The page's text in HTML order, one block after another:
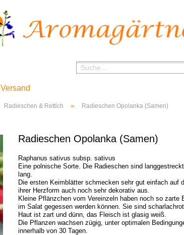
Versand
Radieschen & Rettich » Radieschen Opolanka (Samen)
Radieschen Opolanka (Samen)
Raphanus sativus subsp. sativus
Eine polnische Sorte. Die Radieschen sind
lang.
Die ersten Keimblätter schmecken sehr gut einfach auf
ihrer Herzform auch noch sehr dekorativ aus.
Kleine Pflänzchen vom Vereinzeln haben noch so zarte
im Salat gegessen werden können. Sie sind
Haut ist zart und dünn, das Fleisch ist glasig weiß.
Die Pflanzen wachsen zügig, unter optimalen
innerhalb von 30 Tagen.